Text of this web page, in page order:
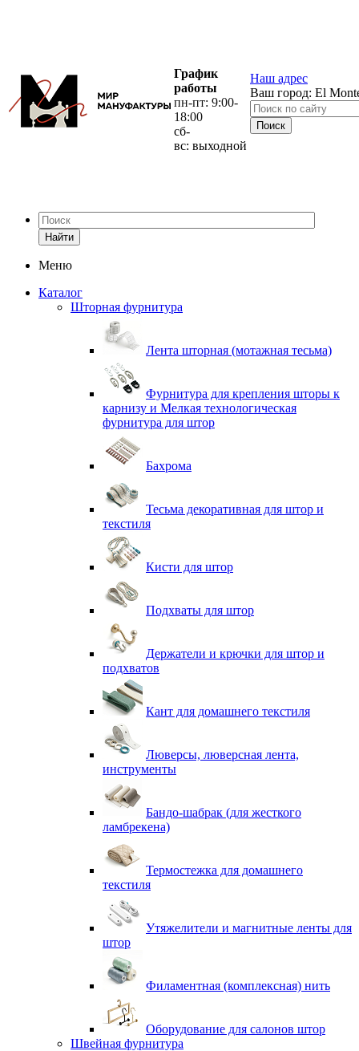
График
работы
пн-пт: 9:00-
18:00
сб-
вс: выходной
Наш адрес
Ваш город: El
Найти
Меню
Каталог
Шторная фурнитура
Лента шторная (мотажная тесьма)
Фурнитура для крепления шторы к
карнизу и Мелкая технологическая
фурнитура для штор
Бахрома
Тесьма декоративная для штор и
текстиля
Кисти для штор
Подхваты для штор
Держатели и крючки для штор и
подхватов
Кант для домашнего текстиля
Люверсы, люверсная лента,
инструменты
Бандо-шабрак (для жесткого
ламбрекена)
Термостежка для домашнего
текстиля
Утяжелители и магнитные ленты для
штор
Филаментная (комплексная) нить
Оборудование для салонов штор
Швейная фурнитура